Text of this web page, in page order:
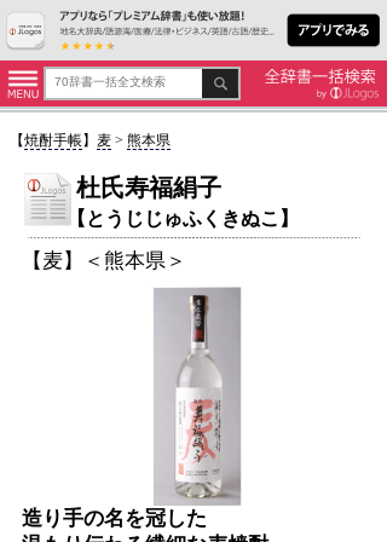
【焼酎手帳】 麦> 熊本県
杜氏寿福絹子
【とうじじゅふくきぬこ】
【麦】＜熊本県＞
造り手の名を冠した